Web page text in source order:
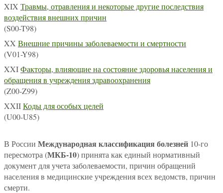
XIX Травмы, отравления и некоторые другие последствия
воздействия внешних причин
(S00-T98)
XX Внешние причины заболеваемости и смертности
(V01-Y98)
XXIФакторы, влияющие на состояние здоровья населения и
обращения в учреждения здравоохранения
(Z00-Z99)
XXIIКоды для особых целей
(U00-U85)
В России Международная классификация болезней 10-го
пересмотра (МКБ-10) принята как единый нормативный
документ для учета заболеваемости, причин обращений
населения в медицинские учреждения всех ведомств, причин
смерти.